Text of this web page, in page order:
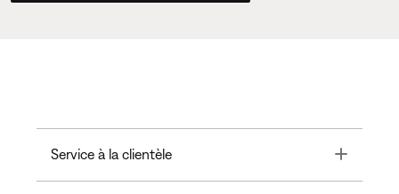
Service à la clientèle Toggle